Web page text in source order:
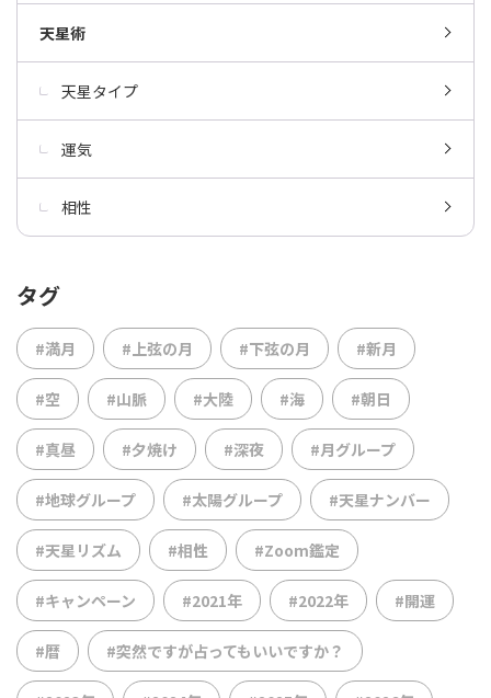
天星術
天星タイプ
運気
相性
タグ
#満月 #上弦の月 #下弦の月 #新月
#空 #山脈 #大陸 #海 #朝日
#真昼 #夕焼け #深夜 #月グループ
#地球グループ #太陽グループ #天星ナンバー
#天星リズム #相性 #Zoom鑑定
#キャンペーン #2021年 #2022年 #開運
#暦 #突然ですが占ってもいいですか？